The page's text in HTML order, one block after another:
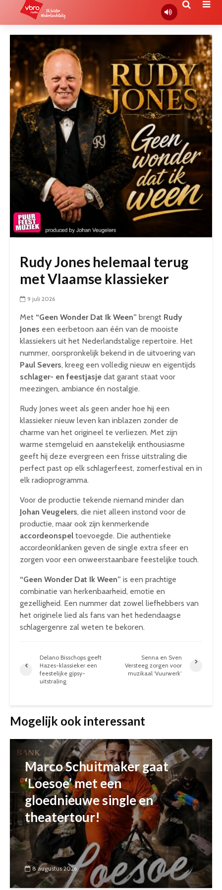
Rudy Jones helemaal terug
met Vlaamse klassieker
9 juli 2026
Met “Geen Wonder Dat Ik Ween” brengt Rudy
Jones een eerbetoon aan één van de mooiste
klassiekers uit het Nederlandstalige repertoire. Het
nummer, oorspronkelijk bekend in de uitvoering van
Paul Severs, kreeg een volledig nieuw en eigentijds
schlager- en feestjasje dat garant staat voor
meezingen, ambiance én nostalgie.
Rudy Jones weet als geen ander hoe hij een
klassieker nieuw leven kan inblazen zonder de
charme van het origineel te verliezen. Met zijn
warme stemgeluid en aanstekelijk enthousiasme
geeft hij deze evergreen een frisse uitstraling die
perfect past op elk schlagerfeest, zomerfestival en in
elk radioprogramma.
Voor de productie tekende niemand minder dan
Johan Veugelers, die niet alleen instond voor de
productie, maar ook zijn kenmerkende
accordeonspel toevoegde. Die authentieke
accordeonklanken geven de single extra sfeer en
zorgen voor een onweerstaanbare feestelijke touch.
“Geen Wonder Dat Ik Ween” is een prachtige
combinatie van herkenbaarheid, emotie en
gezelligheid. Een nummer dat zowel liefhebbers van
het originele lied als fans van het hedendaagse
schlagergenre zal weten te bekoren.
Delano Bisschops geeft
Hazes-klassieker een
feestelijke gipsy-
uitstraling
Senna en Sven
Versteeg zorgen voor
muzikaal ‘Vuurwerk’
Mogelijk ook interessant
Marco Schuitmaker gaat
‘Loesoe’ met een
gloednieuwe single en
theatertour!
8 augustus 2026